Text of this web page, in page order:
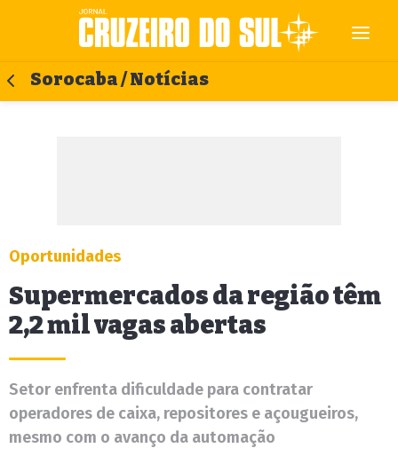
Sorocaba / Notícias
Oportunidades
Supermercados da região têm
2,2 mil vagas abertas
Setor enfrenta dificuldade para contratar
operadores de caixa, repositores e açougueiros,
mesmo com o avanço da automação